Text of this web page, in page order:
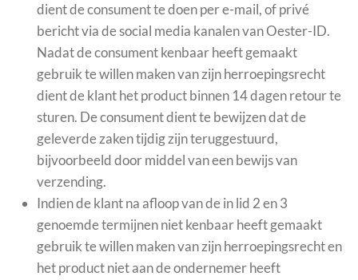
dient de consument te doen per e-mail, of privé
bericht via de social media kanalen van Oester-ID.
Nadat de consument kenbaar heeft gemaakt
gebruik te willen maken van zijn herroepingsrecht
dient de klant het product binnen 14 dagen retour te
sturen. De consument dient te bewijzen dat de
geleverde zaken tijdig zijn teruggestuurd,
bijvoorbeeld door middel van een bewijs van
verzending.
Indien de klant na afloop van de in lid 2 en 3
genoemde termijnen niet kenbaar heeft gemaakt
gebruik te willen maken van zijn herroepingsrecht en
het product niet aan de ondernemer heeft